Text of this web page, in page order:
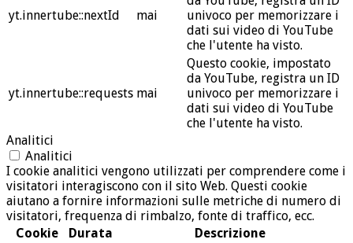
yt.innertube::nextId mai
univoco per memorizzare i
dati sui video di YouTube
che l'utente ha visto.
yt.innertube::requests mai
Questo cookie, impostato
da YouTube, registra un ID
univoco per memorizzare i
dati sui video di YouTube
che l'utente ha visto.
Analitici
Analitici
I cookie analitici vengono utilizzati per comprendere come i
visitatori interagiscono con il sito Web. Questi cookie
aiutano a fornire informazioni sulle metriche di numero di
visitatori, frequenza di rimbalzo, fonte di traffico, ecc.
Cookie
Durata Descrizione